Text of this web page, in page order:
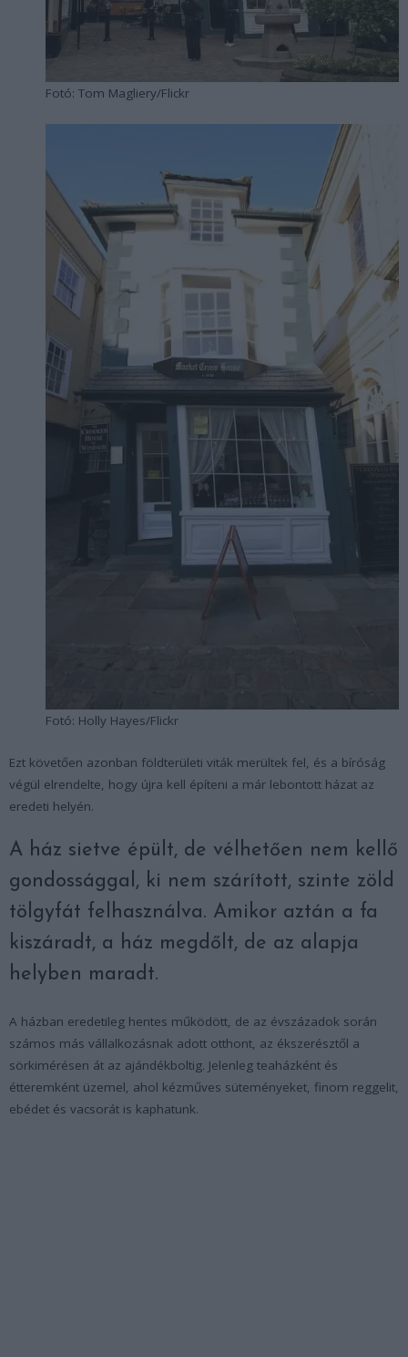
Fotó: Tom Magliery/Flickr
Fotó: Holly Hayes/Flickr
Ezt követően azonban földterületi viták merültek fel, és a bíróság
végül elrendelte, hogy újra kell építeni a már lebontott házat az
eredeti helyén.
A ház sietve épült, de vélhetően nem kellő
gondossággal, ki nem szárított, szinte zöld
tölgyfát felhasználva. Amikor aztán a fa
kiszáradt, a ház megdőlt, de az alapja
helyben maradt.
A házban eredetileg hentes működött, de az évszázadok során
számos más vállalkozásnak adott otthont, az ékszerésztől a
sörkimérésen át az ajándékboltig. Jelenleg teaházként és
étteremként üzemel, ahol kézműves süteményeket, finom reggelit,
ebédet és vacsorát is kaphatunk.